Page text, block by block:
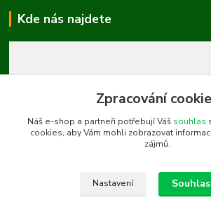
Kde nás najdete
Zpracování
Náš e-shop a partneři potřebují Váš souhlas
cookies, aby Vám mohli zobrazovat
zájmů.
Nastavení